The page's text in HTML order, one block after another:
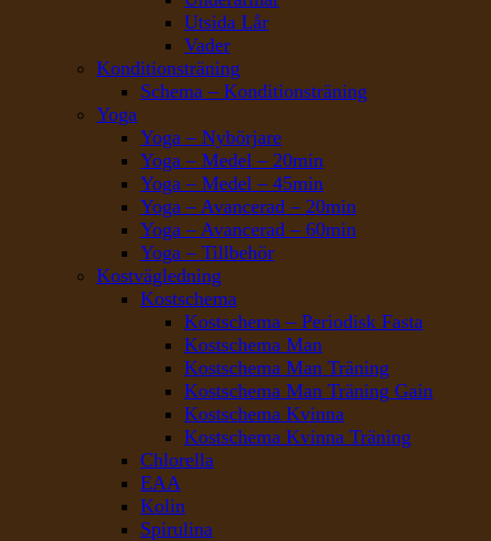
Utsida Lår
Vader
Konditionsträning
Schema – Konditionsträning
Yoga
Yoga – Nybörjare
Yoga – Medel – 20min
Yoga – Medel – 45min
Yoga – Avancerad – 20min
Yoga – Avancerad – 60min
Yoga – Tillbehör
Kostvägledning
Kostschema
Kostschema – Periodisk Fasta
Kostschema Man
Kostschema Man Träning
Kostschema Man Träning Gain
Kostschema Kvinna
Kostschema Kvinna Träning
Chlorella
EAA
Kolin
Spirulina